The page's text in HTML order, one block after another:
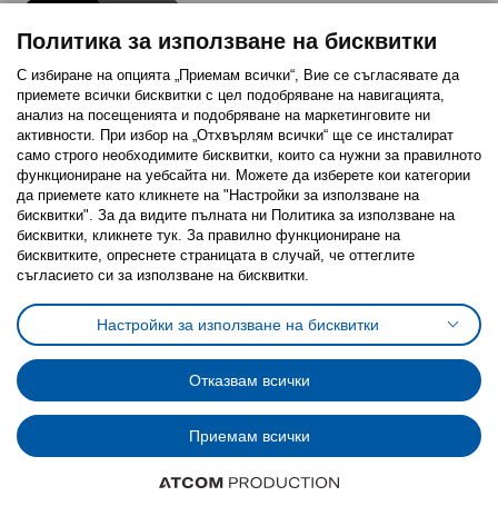
Последвайте ни:
FacebookTwitterYoutubePinterestInstagram
Политика за използване на бисквитки (Cookies)
Избор на настройки за използване на бисквитки
Условия за ползване на ikea.bgОбща политика за личните данни
Политика за защита на личните данни на ikea.bg
Общи условия на програма IKEA Family
Политика за защита на лични данни на програма IKEA Family
© Inter-IKEA Systems B.V. 1999 - 2025
Политика за използване на бисквитки
С избиране на опцията „Приемам всички“, Вие се съгласявате да
приемете всички бисквитки с цел подобряване на навигацията,
анализ на посещенията и подобряване на маркетинговите ни
активности. При избор на „Отхвърлям всички“ ще се инсталират
само строго необходимитe бисквитки, които са нужни за правилното
функциониране на уебсайта ни. Можете да изберете кои категории
да приемете като кликнете на "Настройки за използване на
бисквитки". За да видите пълната ни Политика за използване на
бисквитки, кликнете тук. За правилно функциониране на
бисквитките, опреснете страницата в случай, че оттеглите
съгласието си за използване на бисквитки.
Настройки за използване на бисквитки
Отказвам всички
Приемам всички